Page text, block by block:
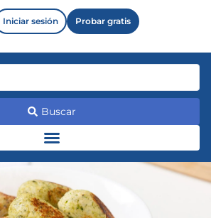
Iniciar sesión Probar gratis
Buscar